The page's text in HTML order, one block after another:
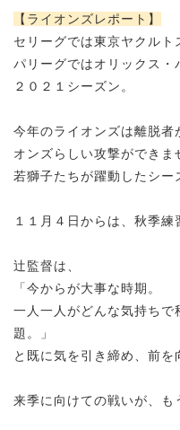
【ライオンズレポート】
セリーグでは東京ヤクルト
パリーグではオリックス・
２０２１シーズン。
今年のライオンズは離脱者
オンズらしい攻撃ができま
若獅子たちが躍動したシー
１１月４日からは、秋季練
辻監督は、
「今からが大事な時期。
一人一人がどんな気持ちで
題。」
と既に気を引き締め、前を
来季に向けての戦いが、も